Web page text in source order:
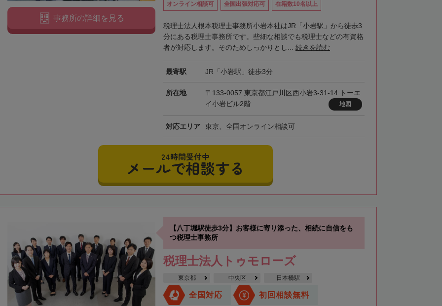
オンライン相談可 全国出張対応可 在籍数10名以上
税理士法人根本税理士事務所小岩本社はJR「小岩駅」から徒歩3
分にある税理士事務所です。些細な相談でも税理士などの有資格
者が対応します。そのためしっかりとし... 続きを読む
最寄駅 JR「小岩駅」徒歩3分
所在地
〒133-0057 東京都江戸川区西小岩3-31-14 トーエ
イ小岩ビル2階
地図
対応エリア 東京、全国オンライン相談可
事務所の詳細を見る
24時間受付中
メールで相談する
【八丁堀駅徒歩3分】お客様に寄り添った、相続に自信をも
つ税理士事務所
税理士法人トゥモローズ
東京都 中央区 日本橋駅
全国対応 初回相談無料